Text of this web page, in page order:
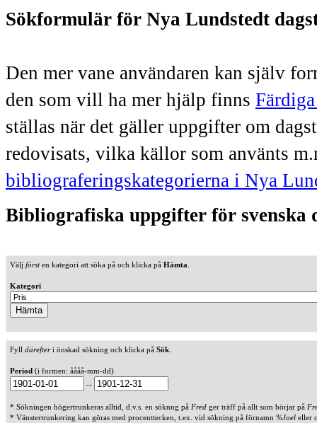
Sökformulär för Nya Lundstedt
Den mer vane användaren kan själv
den som vill ha mer hjälp finns
ställas när det gäller uppgifter om
redovisats, vilka källor som använts
bibliograferingskategorierna i Nya
Bibliografiska uppgifter för svenska
Välj försten kategori att söka på och klicka på Hämta
Kategori
Fyll därefteri önskad sökning och klicka på Sök
Period (i formen: åååå-mm-dd)
--
* Sökningen högertrunkeras alltid, d.v.s. en söknng på Fred ger träff på allt som börjar på
* Vänstertrunkering kan göras med procenttecken, t.ex. vid sökning på förnamn %Joel eller